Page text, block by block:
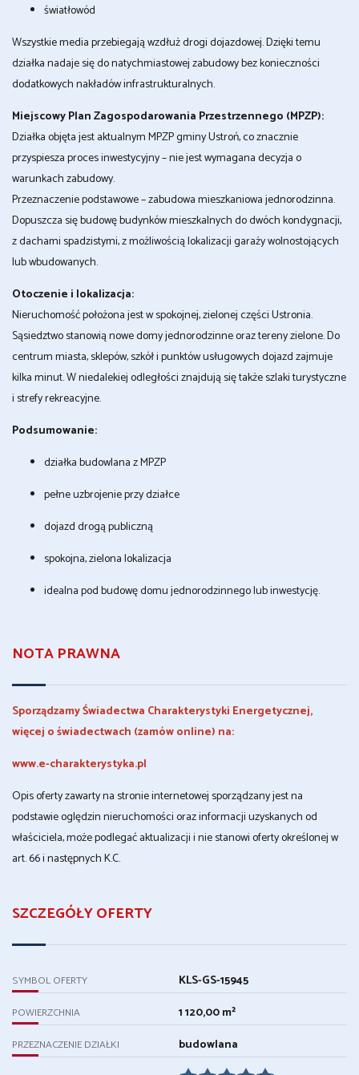
światłowód
Wszystkie media przebiegają wzdłuż drogi dojazdowej. Dzięki temu
działka nadaje się do natychmiastowej zabudowy bez konieczności
dodatkowych nakładów infrastrukturalnych.
Miejscowy Plan Zagospodarowania Przestrzennego (MPZP):
Działka objęta jest aktualnym MPZP gminy Ustroń, co znacznie
przyspiesza proces inwestycyjny – nie jest wymagana decyzja o
warunkach zabudowy.
Przeznaczenie podstawowe – zabudowa mieszkaniowa jednorodzinna.
Dopuszcza się budowę budynków mieszkalnych do dwóch kondygnacji,
z dachami spadzistymi, z możliwością lokalizacji garaży wolnostojących
lub wbudowanych.
Otoczenie i lokalizacja:
Nieruchomość położona jest w spokojnej, zielonej części Ustronia.
Sąsiedztwo stanowią nowe domy jednorodzinne oraz tereny zielone. Do
centrum miasta, sklepów, szkół i punktów usługowych dojazd zajmuje
kilka minut. W niedalekiej odległości znajdują się także szlaki turystyczne
i strefy rekreacyjne.
Podsumowanie:
działka budowlana z MPZP
pełne uzbrojenie przy działce
dojazd drogą publiczną
spokojna, zielona lokalizacja
idealna pod budowę domu jednorodzinnego lub inwestycję.
NOTA PRAWNA
Sporządzamy Świadectwa Charakterystyki Energetycznej,
więcej o świadectwach (zamów online) na:
www.e-charakterystyka.pl
Opis oferty zawarty na stronie internetowej sporządzany jest na
podstawie oględzin nieruchomości oraz informacji uzyskanych od
właściciela, może podlegać aktualizacji i nie stanowi oferty określonej w
art. 66 i następnych K.C.
SZCZEGÓŁY OFERTY
SYMBOL OFERTY KLS-GS-15945
POWIERZCHNIA 1 120,00 m²
PRZEZNACZENIE DZIAŁKI budowlana